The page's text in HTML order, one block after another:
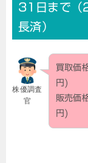
31日まで
長済）
株優調査
官
買取価
円)
販売価
円)